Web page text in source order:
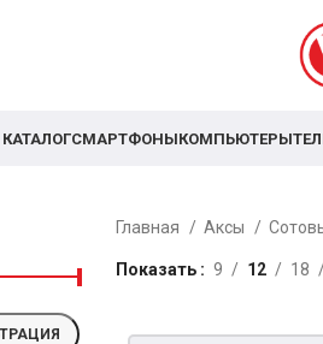
КАТАЛОГСМАРТФОНЫКОМПЬЮТЕРЫ
Главная Аксы
Показать 9 12 18